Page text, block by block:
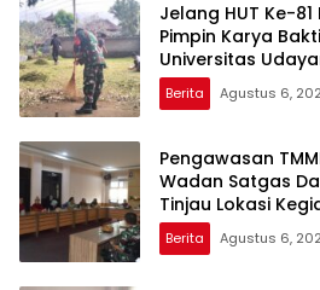
Jelang HUT Ke-
Pimpin Karya
Universitas
Berita Agustus 6,
Pengawasan
Wadan Satgas
Tinjau Lokasi
Berita Agustus 6,